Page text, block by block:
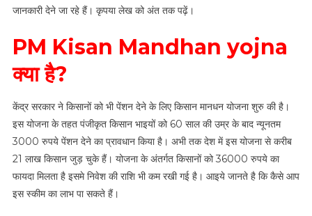
जानकारी देने जा रहे हैं। कृपया लेख को अंत तक पढ़ें।
PM Kisan Mandhan yojna
क्या है?
केंद्र सरकार ने किसानों को भी पेंशन देने के लिए किसान मानधन योजना शुरु की है।
इस योजना के तहत पंजीकृत किसान भाइयों को 60 साल की उम्र के बाद न्यूनतम
3000 रुपये पेंशन देने का प्रावधान किया है। अभी तक देश में इस योजना से करीब
21 लाख किसान जुड़ चुके हैं। योजना के अंतर्गत किसानों को 36000 रुपये का
फायदा मिलता है इसमे निवेश की राशि भी कम रखी गई है। आइये जानते है कि कैसे आप
इस स्कीम का लाभ पा सकते हैं।